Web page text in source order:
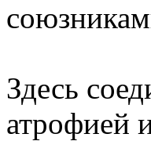
Здесь
атрофией